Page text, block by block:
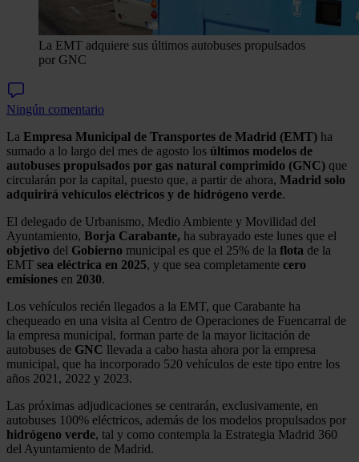
La EMT adquiere sus últimos autobuses propulsados
por GNC
Ningún comentario
La Empresa Municipal de Transportes de Madrid (EMT) ha
sumado a lo largo del mes de agosto los últimos modelos de
autobuses propulsados por gas natural comprimido (GNC) que
circularán por la capital, puesto que, a partir de ahora, Madrid solo
adquirirá vehículos eléctricos y de hidrógeno verde.
El delegado de Urbanismo, Medio Ambiente y Movilidad del
Ayuntamiento, Borja Carabante, ha subrayado este lunes que el
objetivo del Gobierno municipal es que el 25% de la flota de la
EMT sea eléctrica en 2025, y que sea completamente cero
emisiones en 2030.
Los vehículos recién llegados a la EMT, que Carabante ha
chequeado en una visita al Centro de Operaciones de Fuencarral de
la empresa municipal, forman parte de la mayor licitación de
autobuses de GNC llevada a cabo hasta ahora por la empresa
municipal, que ha incorporado 520 vehículos de este tipo entre los
años 2021, 2022 y 2023.
Las próximas adjudicaciones se centrarán, exclusivamente, en
autobuses 100% eléctricos, además de los modelos propulsados por
hidrógeno verde, tal y como contempla la Estrategia Madrid 360
del Ayuntamiento de Madrid.